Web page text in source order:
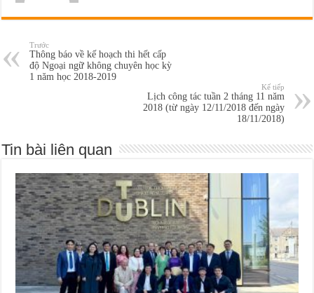
Trước
Thông báo về kế hoạch thi hết cấp
độ Ngoại ngữ không chuyên học kỳ
1 năm học 2018-2019
Kế tiếp
Lịch công tác tuần 2 tháng 11 năm
2018 (từ ngày 12/11/2018 đến ngày
18/11/2018)
Tin bài liên quan